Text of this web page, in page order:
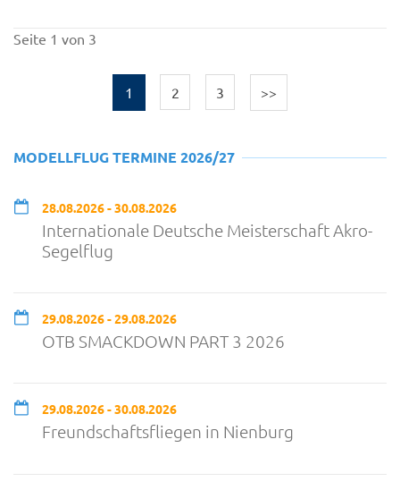
Seite 1 von 3
1 2 3 >>
MODELLFLUG TERMINE 2026/27
28.08.2026 - 30.08.2026
Internationale Deutsche Meisterschaft Akro-
Segelflug
29.08.2026 - 29.08.2026
OTB SMACKDOWN PART 3 2026
29.08.2026 - 30.08.2026
Freundschaftsfliegen in Nienburg